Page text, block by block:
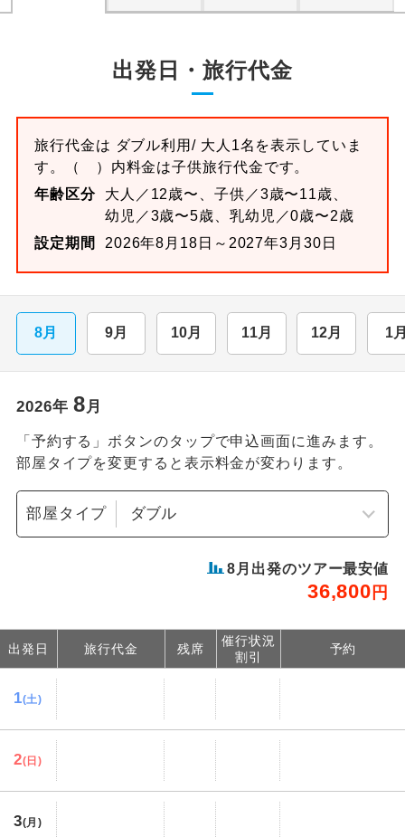
出発日・旅行代金
旅行代金は ダブル利用/ 大人1名を表示していま
す。
（ ）内料金は子供旅行代金です。
年齢区分
大人／12歳〜、子供／3歳〜11歳、
幼児／3歳〜5歳、乳幼児／0歳〜2歳
設定期間
2026年8月18日～2027年3月30日
8月 9月 10月 11月 12月 1
2026年 8 月
「予約する」ボタンのタップで申込画面に進みます。
部屋タイプを変更すると表示料金が変わります。
部屋タイプ
8 月出発のツアー最安値
36,800 円
出発日 旅行代金 残席
催行状況
割引
予約
1(土)
2(日)
3(月)